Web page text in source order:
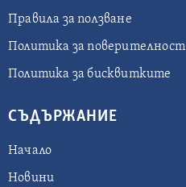
Правила за ползване
Политика за поверителност
Политика за бисквитките
СЪДЪРЖАНИЕ
Начало
Новини